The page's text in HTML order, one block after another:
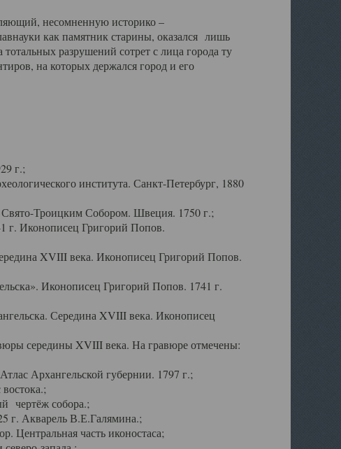
несомненную историко –
как памятник старины, оказался лишь
разрушений сотрет с лица города ту
на которых держался город и его
г.;
института. Санкт-Петербург, 1880
Троицким Собором. Швеция. 1750 г.;
г. Иконописец Григорий Попов.
XVIII века. Иконописец Григорий Попов.
Иконописец Григорий Попов. 1741 г.
Середина XVIII века. Иконописец
середины XVIII века. На гравюре отмечены:
Архангельской губернии. 1797 г.;
чертёж собора.;
г. Акварель В.Е.Галямина.;
часть иконостаса;